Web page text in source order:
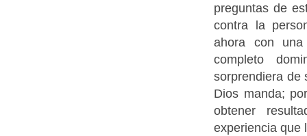
preguntas de
contra la
ahora con
completo
sorprendiera de
Dios manda;
obtener
experiencia que